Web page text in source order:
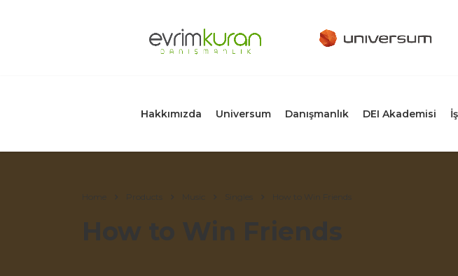
Hakkımızda Universum Danışmanlık DEI Akademisi